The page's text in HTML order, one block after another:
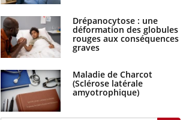
Hantavirus : un cas détecté chez un
touriste en France
Drépanocytose : une
déformation des globules
rouges aux conséquences
graves
Maladie de Charcot
(Sclérose latérale
amyotrophique)